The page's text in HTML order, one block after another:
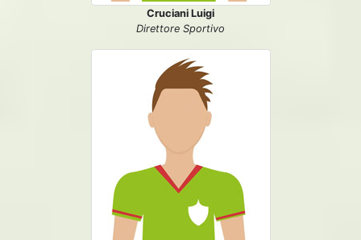
Cruciani Luigi
Direttore Sportivo